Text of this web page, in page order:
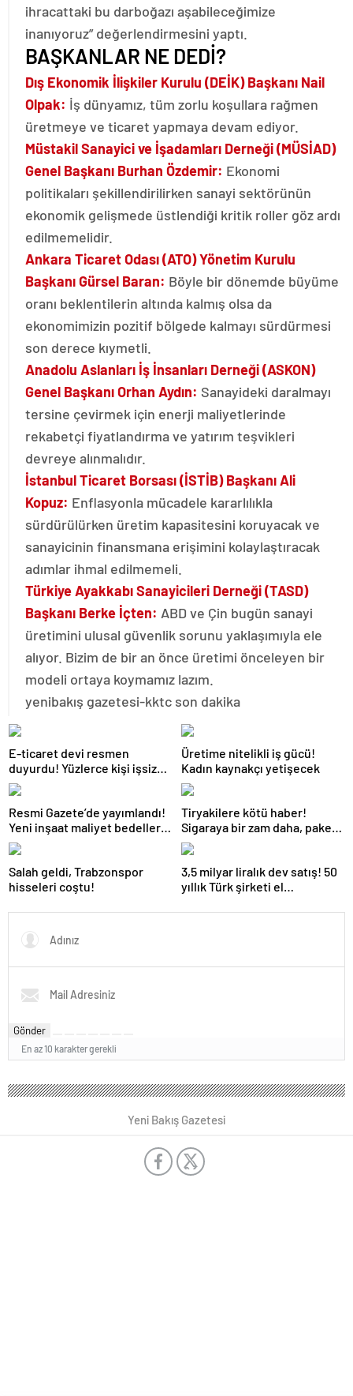
ihracattaki bu darboğazı aşabileceğimize
inanıyoruz” değerlendirmesini yaptı.
BAŞKANLAR NE DEDİ?
Dış Ekonomik İlişkiler Kurulu (DEİK) Başkanı Nail
Olpak: İş dünyamız, tüm zorlu koşullara rağmen
üretmeye ve ticaret yapmaya devam ediyor.
Müstakil Sanayici ve İşadamları Derneği (MÜSİAD)
Genel Başkanı Burhan Özdemir: Ekonomi
politikaları şekillendirilirken sanayi sektörünün
ekonomik gelişmede üstlendiği kritik roller göz ardı
edilmemelidir.
Ankara Ticaret Odası (ATO) Yönetim Kurulu
Başkanı Gürsel Baran: Böyle bir dönemde büyüme
oranı beklentilerin altında kalmış olsa da
ekonomimizin pozitif bölgede kalmayı sürdürmesi
son derece kıymetli.
Anadolu Aslanları İş İnsanları Derneği (ASKON)
Genel Başkanı Orhan Aydın: Sanayideki daralmayı
tersine çevirmek için enerji maliyetlerinde
rekabetçi fiyatlandırma ve yatırım teşvikleri
devreye alınmalıdır.
İstanbul Ticaret Borsası (İSTİB) Başkanı Ali
Kopuz: Enflasyonla mücadele kararlılıkla
sürdürülürken üretim kapasitesini koruyacak ve
sanayicinin finansmana erişimini kolaylaştıracak
adımlar ihmal edilmemeli.
Türkiye Ayakkabı Sanayicileri Derneği (TASD)
Başkanı Berke İçten: ABD ve Çin bugün sanayi
üretimini ulusal güvenlik sorunu yaklaşımıyla ele
alıyor. Bizim de bir an önce üretimi önceleyen bir
modeli ortaya koymamız lazım.
yenibakış gazetesi-kktc son dakika
E-ticaret devi resmen
duyurdu! Yüzlerce kişi işsiz
kalacak
Üretime nitelikli iş gücü!
Kadın kaynakçı yetişecek
Resmi Gazete’de yayımlandı!
Yeni inşaat maliyet bedelleri
belli oldu
Tiryakilere kötü haber!
Sigaraya bir zam daha, paketi
130 liraya çıktı
Salah geldi, Trabzonspor
hisseleri coştu!
3,5 milyar liralık dev satış! 50
yıllık Türk şirketi el
Gönder
En az 10 karakter gerekli
Yeni Bakış Gazetesi